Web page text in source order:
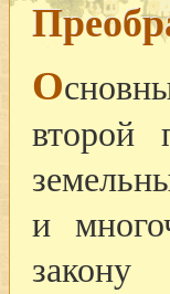
О
второй
и
закону